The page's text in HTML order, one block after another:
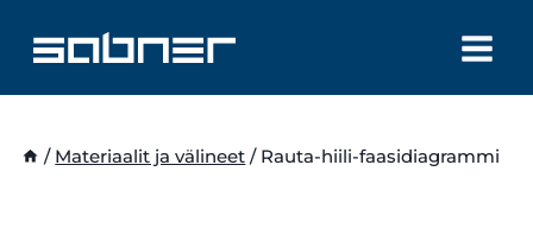
sisältöön
/ Materiaalit ja välineet / Rauta-hiili-faasidiagrammi